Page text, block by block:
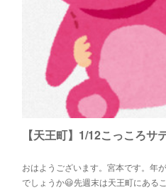
【天王町】1/12こっころサ
おはようございます。宮本です。年
でしょうか😃先週末は天王町にある